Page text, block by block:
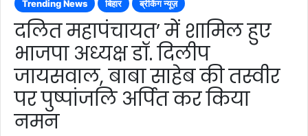
Trending News बिहार ब्रेकिंग न्यूज़
दलित महापंचायत’ में शामिल हुए
भाजपा अध्यक्ष डॉ. दिलीप
जायसवाल, बाबा साहेब की तस्वीर
पर पुष्पांजलि अर्पित कर किया
नमन